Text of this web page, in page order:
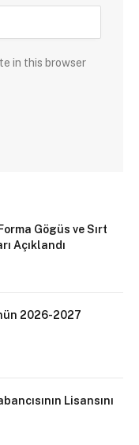
in this browser
Gögüs ve Sırt
Açıklandı
2026-2027
Lisansını